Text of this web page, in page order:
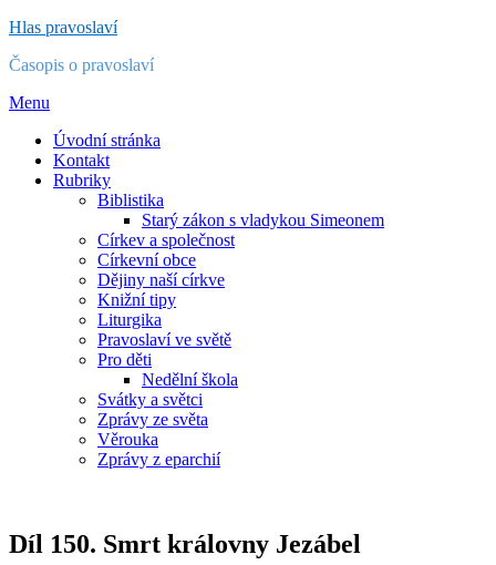
Přejít
obsahu
Hlas pravoslaví
Časopis o pravoslaví
Menu
Úvodní stránka
Kontakt
Rubriky
Biblistika
Starý zákon s vladykou Simeonem
Církev a společnost
Církevní obce
Dějiny naší církve
Knižní tipy
Liturgika
Pravoslaví ve světě
Pro děti
Nedělní škola
Svátky a světci
Zprávy ze světa
Věrouka
Zprávy z eparchií
Díl 150. Smrt královny Jezábel